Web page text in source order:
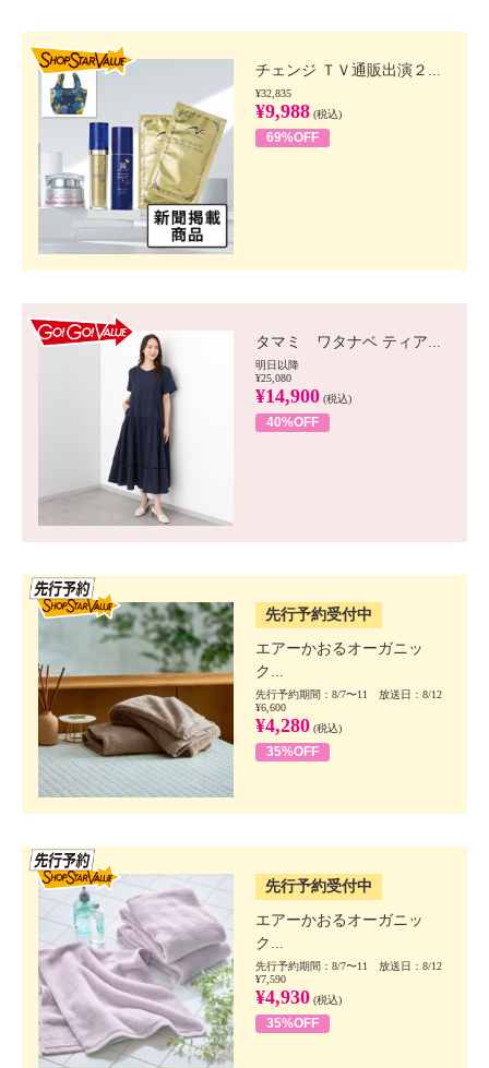
チェンジ ＴＶ通販出演２...
¥32,835
¥9,988 (税込)
69%OFF
タマミ ワタナベ ティア...
明日以降
¥25,080
¥14,900 (税込)
40%OFF
先行予約受付中
エアーかおるオーガニッ
ク...
先行予約期間：8/7〜11 放送日：8/12
¥6,600
¥4,280 (税込)
35%OFF
先行予約受付中
エアーかおるオーガニッ
ク...
先行予約期間：8/7〜11 放送日：8/12
¥7,590
¥4,930 (税込)
35%OFF